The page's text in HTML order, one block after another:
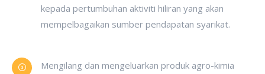
kepada pertumbuhan aktiviti hiliran yang akan
mempelbagaikan sumber pendapatan syarikat.
Mengilang dan mengeluarkan produk agro-kimia